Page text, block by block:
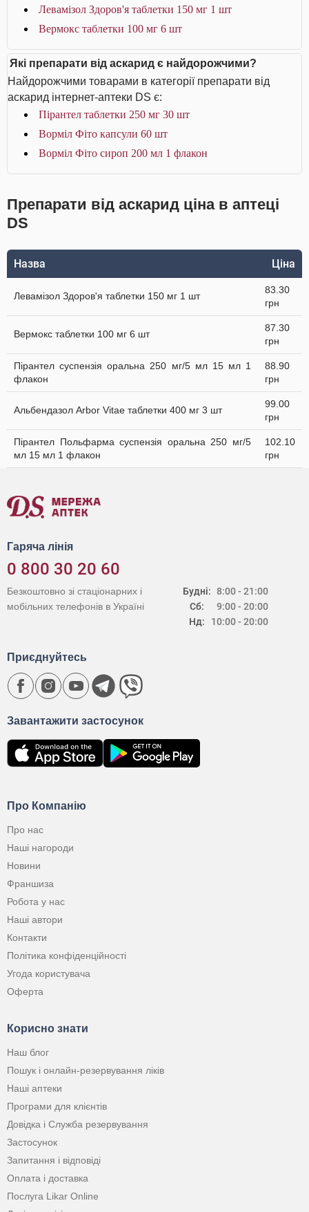
Левамізол Здоров'я таблетки 150 мг 1 шт
Вермокс таблетки 100 мг 6 шт
Які препарати від аскарид є найдорожчими?
Найдорожчими товарами в категорії препарати від
аскарид інтернет-аптеки DS є:
Пірантел таблетки 250 мг 30 шт
Ворміл Фіто капсули 60 шт
Ворміл Фіто сироп 200 мл 1 флакон
Препарати від аскарид ціна в аптеці
DS
Назва Ціна
Левамізол Здоров'я таблетки 150 мг 1 шт
83.30
грн
Вермокс таблетки 100 мг 6 шт
87.30
грн
Пірантел суспензія оральна 250 мг/5 мл 15 мл 1
флакон
88.90
грн
Альбендазол Arbor Vitae таблетки 400 мг 3 шт
99.00
грн
Пірантел Польфарма суспензія оральна 250 мг/5
мл 15 мл 1 флакон
102.10
грн
Гаряча лінія
0 800 30 20 60
Будні:
Сб:
Нд:
8:00 - 21:00
9:00 - 20:00
10:00 - 20:00
Безкоштовно зі стаціонарних і
мобільних телефонів в Україні
Про Компанію
Про нас
Наші нагороди
Новини
Франшиза
Робота у нас
Наші автори
Контакти
Політика конфіденційності
Угода користувача
Оферта
Корисно знати
Наш блог
Пошук і онлайн-резервування ліків
Наші аптеки
Програми для клієнтів
Довідка і Служба резервування
Застосунок
Запитання і відповіді
Оплата і доставка
Послуга Likar Online
Завантажити застосунок
Приєднуйтесь